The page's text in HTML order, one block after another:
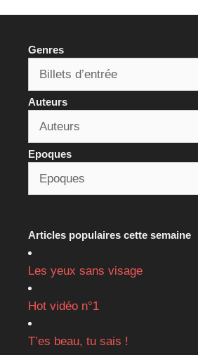
Genres
Auteurs
Epoques
Articles populaires cette semaine
Les yeux sans visage
Hot vidéo n°1
T’es beau, tu sais !